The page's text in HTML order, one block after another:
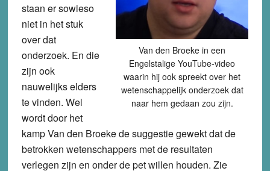
Van den Broeke in een
Engelstalige YouTube-video
waarin hij ook spreekt over het
wetenschappelijk onderzoek dat
naar hem gedaan zou zijn.
staan er sowieso
niet in het stuk
over dat
onderzoek. En die
zijn ook
nauwelijks elders
te vinden. Wel
wordt door het
kamp Van den Broeke de suggestie gewekt dat de
betrokken wetenschappers met de resultaten
verlegen zijn en onder de pet willen houden. Zie